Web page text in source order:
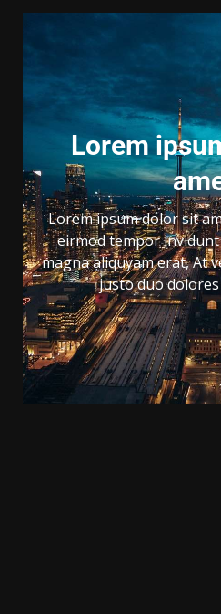
Lorem
Lorem ipsum dolor sit
eirmod tempor
magna aliquyam erat, At
justo duo